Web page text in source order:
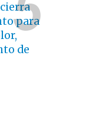
para
de